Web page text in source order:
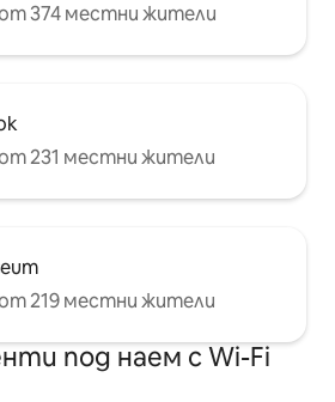
374 местни жители
231 местни жители
219 местни жители
под наем с Wi-Fi